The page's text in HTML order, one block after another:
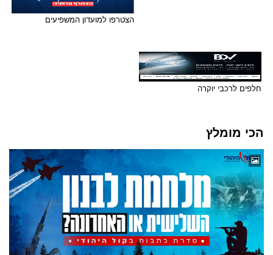
הצטרפו למועדון המשפיעים
חלפים לרכבי יוקרה
הכי מומלץ